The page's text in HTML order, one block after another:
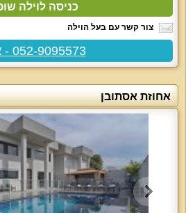
כניסה לוילה
צור קשר עם בעל הוילה
052-9095573 - אריק
אחוזת אסתובן